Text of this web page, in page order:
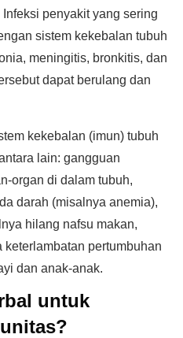
penyakit yang sering
sistem kekebalan tubuh
meningitis, bronkitis, dan
dapat berulang dan
kekebalan (imun) tubuh
lain: gangguan
organ di dalam tubuh,
darah (misalnya anemia),
hilang nafsu makan,
keterlambatan pertumbuhan
dan anak-anak.
untuk